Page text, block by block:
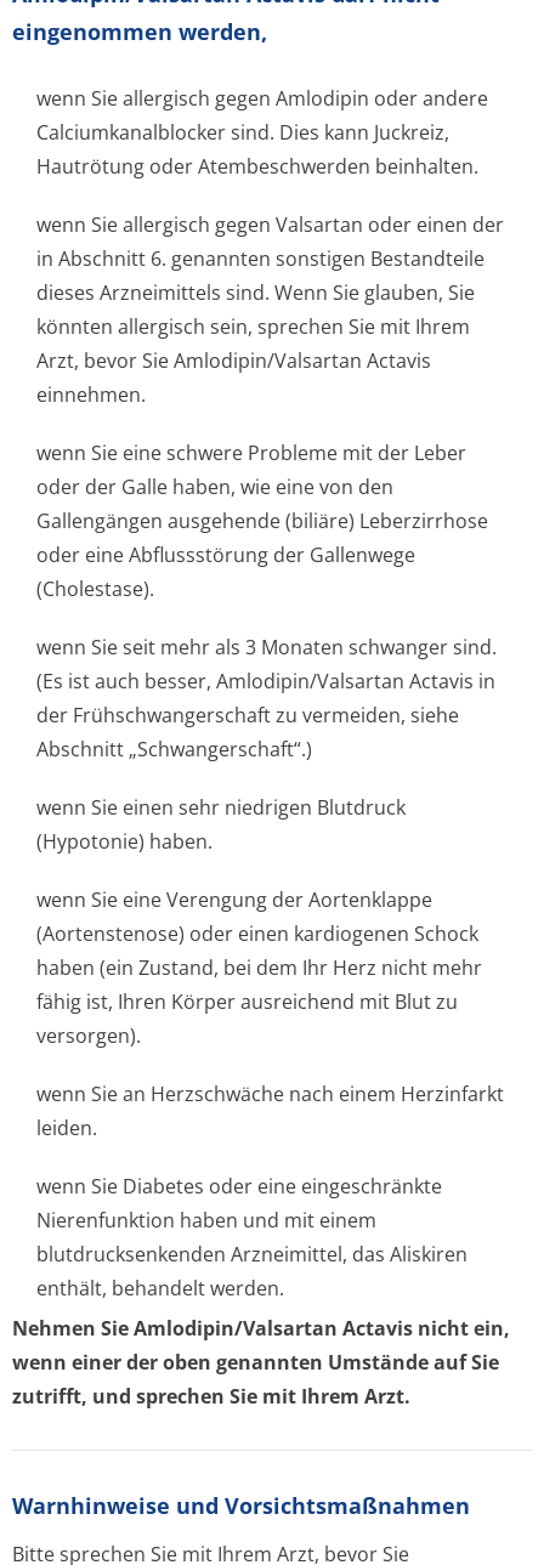
eingenommen werden,
wenn Sie allergisch gegen Amlodipin oder andere
Calciumkanalblocker sind. Dies kann Juckreiz,
Hautrötung oder Atembeschwerden beinhalten.
wenn Sie allergisch gegen Valsartan oder einen der
in Abschnitt 6. genannten sonstigen Bestandteile
dieses Arzneimittels sind. Wenn Sie glauben, Sie
könnten allergisch sein, sprechen Sie mit Ihrem
Arzt, bevor Sie Amlodipin/Valsartan Actavis
einnehmen.
wenn Sie eine schwere Probleme mit der Leber
oder der Galle haben, wie eine von den
Gallengängen ausgehende (biliäre) Leberzirrhose
oder eine Abflussstörung der Gallenwege
(Cholestase).
wenn Sie seit mehr als 3 Monaten schwanger sind.
(Es ist auch besser, Amlodipin/Valsartan Actavis in
der Frühschwangerschaft zu vermeiden, siehe
Abschnitt „Schwangerschaft“.)
wenn Sie einen sehr niedrigen Blutdruck
(Hypotonie) haben.
wenn Sie eine Verengung der Aortenklappe
(Aortenstenose) oder einen kardiogenen Schock
haben (ein Zustand, bei dem Ihr Herz nicht mehr
fähig ist, Ihren Körper ausreichend mit Blut zu
versorgen).
wenn Sie an Herzschwäche nach einem Herzinfarkt
leiden.
wenn Sie Diabetes oder eine eingeschränkte
Nierenfunktion haben und mit einem
blutdrucksenkenden Arzneimittel, das Aliskiren
enthält, behandelt werden.
Nehmen Sie Amlodipin/Valsartan Actavis nicht ein,
wenn einer der oben genannten Umstände auf Sie
zutrifft, und sprechen Sie mit Ihrem Arzt.
Warnhinweise und Vorsichtsmaßnahmen
Bitte sprechen Sie mit Ihrem Arzt, bevor Sie